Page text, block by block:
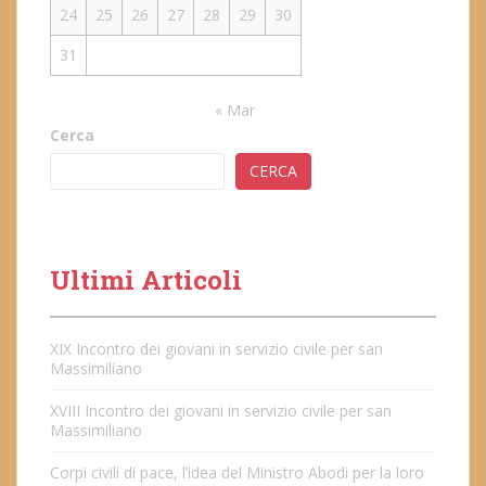
24
25 26 27 28 29
30
31
« Mar
Cerca
CERCA
Ultimi Articoli
XIX Incontro dei giovani in servizio civile per san
Massimiliano
XVIII Incontro dei giovani in servizio civile per san
Massimiliano
Corpi civili di pace, l’idea del Ministro Abodi per la loro